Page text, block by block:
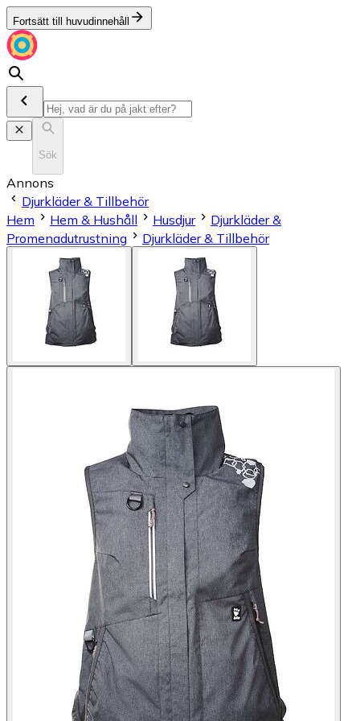
Fortsätt till huvudinnehåll
Sök
Annons
Djurkläder & Tillbehör
Hem
Hem & Hushåll Husdjur
Djurkläder &
Promenadutrustning
Djurkläder & Tillbehör